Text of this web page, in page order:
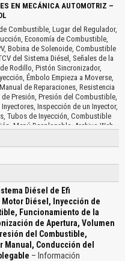
EN MECÁNICA AUTOMOTRIZ –
Combustible, Lugar del Regulador,
Economía de Combustible,
Bobina de Solenoide, Combustible
del Sistema Diésel, Señales de la
Rodillo, Pistón Sincronizador,
Émbolo Empieza a Moverse,
de Reparaciones, Resistencia
Presión, Presión del Combustible,
Inspección de un Inyector,
Tubos de Inyección, Combustible
Menú Desplegable, Archivo Web…
Diésel de Efi
Diésel, Inyección de
Funcionamiento de la
de Apertura, Volumen
del Combustible,
Manual, Conducción del
– Información